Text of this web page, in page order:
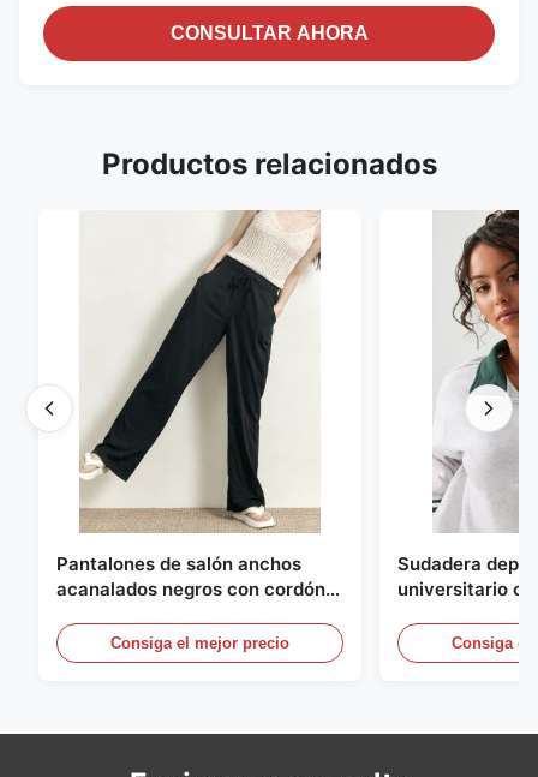
CONSULTAR AHORA
Productos relacionados
Pantalones de salón anchos
acanalados negros con cordón
Consiga el mejor precio
Sudadera
universitario
contrasteConsiga el